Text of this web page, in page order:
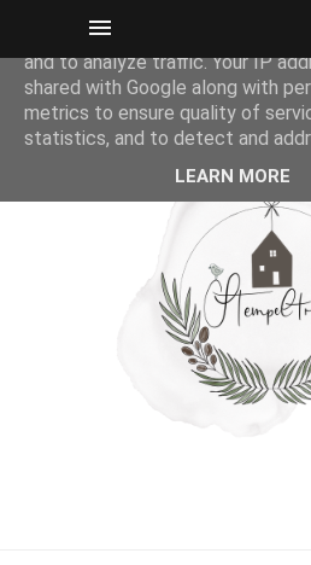
This site uses cookies from
and to analyze traffic. Your IP
shared with Google along with
metrics to ensure quality of
statistics, and to detect and
LEARN MORE